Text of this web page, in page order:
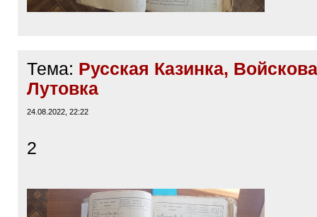
Тема: Русская Казинка,
Лутовка
24.08.2022, 22:22
2